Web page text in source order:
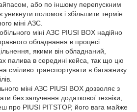
або по іншому перепускним
поломок і збільшити термін
міні АЗС.
міні АЗС PIUSI BOX надійно
обладнання в процесі
якими він обладнаний,
палива в середині кейса, так що цю
сміливо транспортувати в багажнику
міні АЗС PIUSI BOX дозволяє з
без залучення додаткової техніки,
про PIUSI PITSTOP, його вага майже